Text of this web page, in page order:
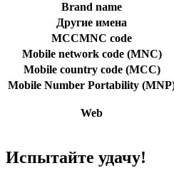
Brand name
Другие имена
MCCMNC code
Mobile network code (MNC)
Mobile country code (MCC)
Mobile Number Portability
Web
Испытайте удачу!